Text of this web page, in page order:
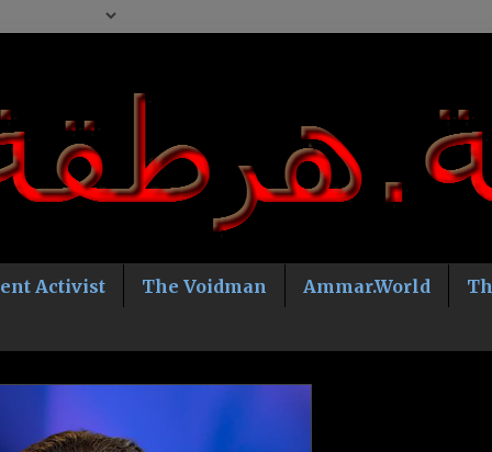
Ammar.World
The Voidman
Activist